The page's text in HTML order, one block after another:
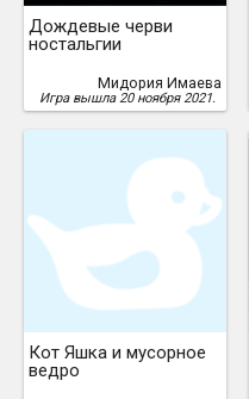
Дождевые черви
ностальгии
Мидория Имаева
Игра вышла 20 ноября 2021.
Кот Яшка и мусорное
ведро